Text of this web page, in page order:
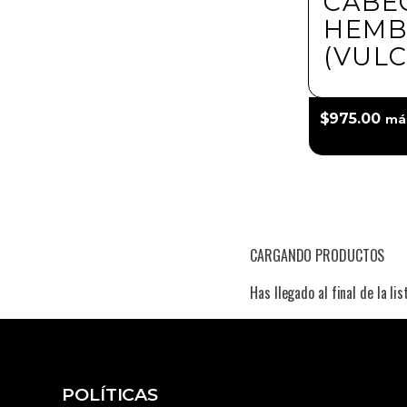
$975.00
CARGANDO PRODUCTOS
Has llegado al final de la
POLÍTICAS